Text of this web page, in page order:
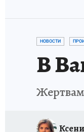
НОВОСТИ
В